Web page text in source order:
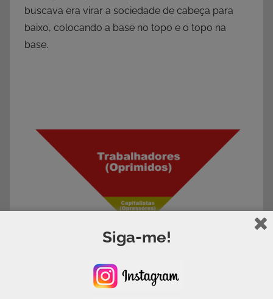
buscava era virar a sociedade de cabeça para
baixo, colocando a base no topo e o topo na
base.
Siga-me!